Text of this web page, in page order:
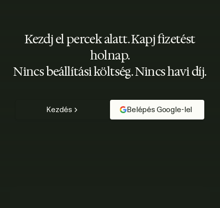
Kezdj el percek alatt. Kapj fizetést
holnap.
Nincs beállítási költség. Nincs havi díj.
Kezdés Belépés Google-lel